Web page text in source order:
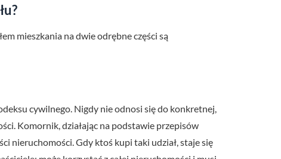
mieszkania na dwie odrębne części są
cywilnego. Nigdy nie odnosi się do konkretnej,
Komornik, działając na podstawie przepisów
nieruchomości. Gdy ktoś kupi taki udział, staje się